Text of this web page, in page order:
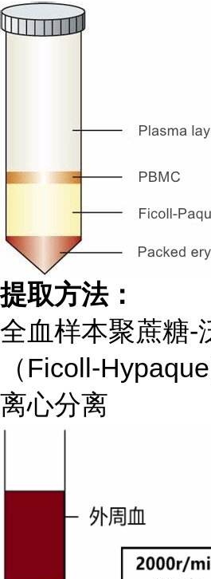
提取方法：
全血样本聚蔗糖-
（Ficoll-
离心分离